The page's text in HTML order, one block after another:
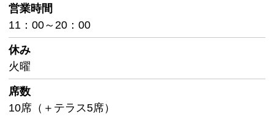
営業時間
11：00～20：00
休み
火曜
席数
10席（＋テラス5席）